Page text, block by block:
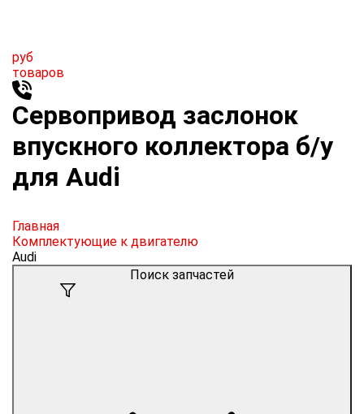
руб
товаров
Сервопривод заслонок
впускного коллектора б/у
для Audi
Главная
Комплектующие к двигателю
Audi
Поиск запчастей